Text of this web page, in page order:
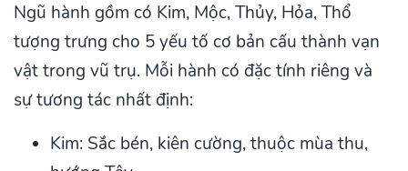
Ngũ hành gồm có Kim, Mộc, Thủy, Hỏa, Thổ
tượng trưng cho 5 yếu tố cơ bản cấu thành vạn
vật trong vũ trụ. Mỗi hành có đặc tính riêng và
sự tương tác nhất định:
Kim: Sắc bén, kiên cường, thuộc mùa thu,